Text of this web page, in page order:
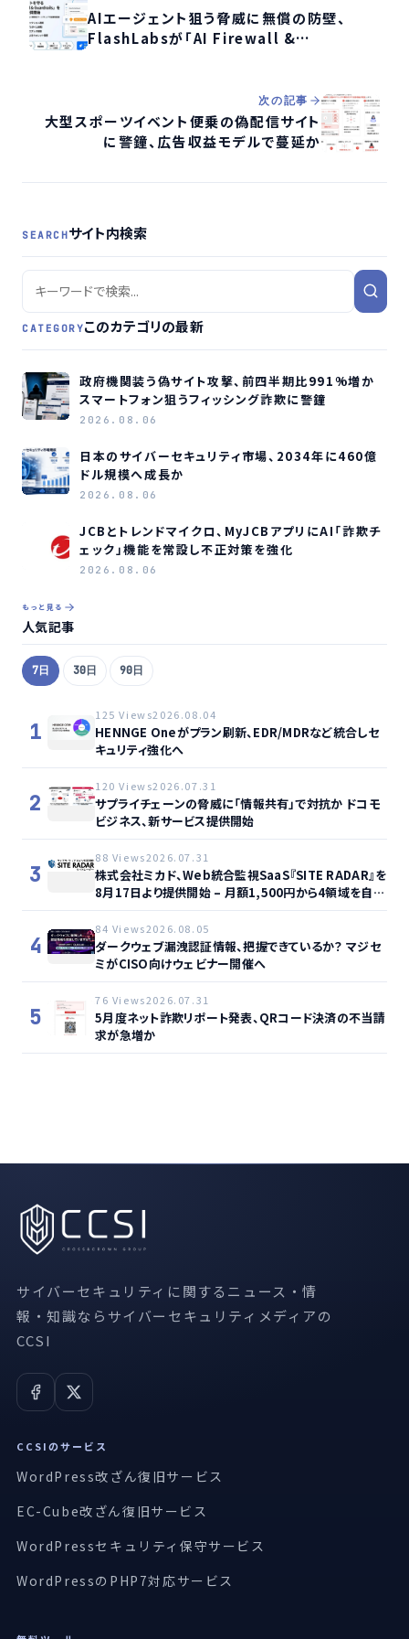
AIエージェント狙う脅威に無償の防壁、
FlashLabsが「AI Firewall &
次の記事
大型スポーツイベント便乗の偽配信サイト
に警鐘、広告収益モデルで蔓延か
SEARCHサイト内検索
CATEGORYこのカテゴリの最新
政府機関装う偽サイト攻撃、前四半期比991%増か
スマートフォン狙うフィッシング詐欺に警鐘
2026.08.06
日本のサイバーセキュリティ市場、2034年に460億
ドル規模へ成長か
2026.08.06
JCBとトレンドマイクロ、MyJCBアプリにAI「詐欺チ
ェック」機能を常設し不正対策を強化
2026.08.06
もっと見る
人気記事
7日 30日 90日
1
125 Views2026.08.04
HENNGE Oneがプラン刷新、EDR/MDRなど統合しセ
キュリティ強化へ
2
120 Views2026.07.31
サプライチェーンの脅威に「情報共有」で対抗か ドコモ
ビジネス、新サービス提供開始
3
88 Views2026.07.31
株式会社ミカド、Web統合監視SaaS『SITE RADAR』を
8月17日より提供開始 – 月額1,500円から4領域を自動
監視、動的サイト…
4
84 Views2026.08.05
ダークウェブ漏洩認証情報、把握できているか？ マジセ
ミがCISO向けウェビナー開催へ
5
76 Views2026.07.31
5月度ネット詐欺リポート発表、QRコード決済の不当請
求が急増か
サイバーセキュリティに関するニュース・情
報・知識ならサイバーセキュリティメディアの
CCSI
CCSIのサービス
WordPress改ざん復旧サービス
EC-Cube改ざん復旧サービス
WordPressセキュリティ保守サービス
WordPressのPHP7対応サービス